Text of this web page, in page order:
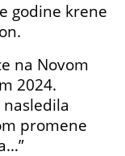
godine krene
na Novom
2024.
promene